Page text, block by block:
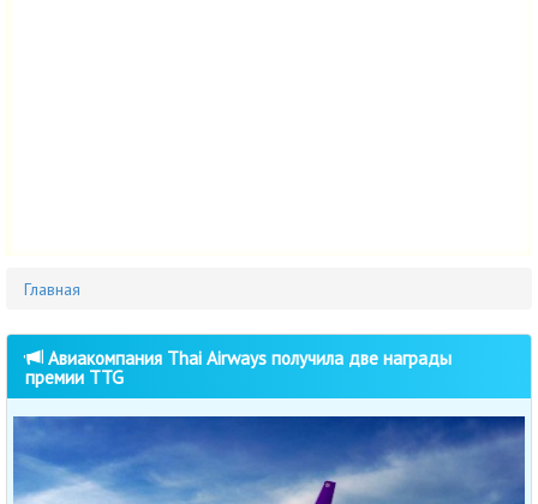
Главная
Авиакомпания Thai Airways получила две награды
премии TTG